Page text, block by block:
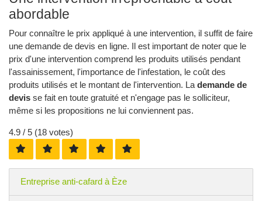
abordable
Pour connaître le prix appliqué à une intervention, il suffit de faire
une demande de devis en ligne. Il est important de noter que le
prix d'une intervention comprend les produits utilisés pendant
l'assainissement, l'importance de l'infestation, le coût des
produits utilisés et le montant de l'intervention. La demande de
devis se fait en toute gratuité et n'engage pas le solliciteur,
même si les propositions ne lui conviennent pas.
4.9 / 5 (18 votes)
Entreprise anti-cafard à Èze